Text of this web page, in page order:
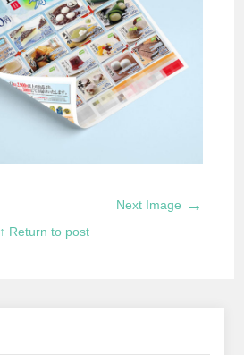
Next Image →
↑ Return to post